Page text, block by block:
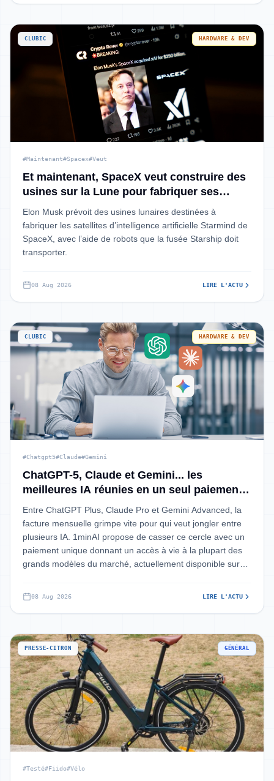
CLUBIC HARDWARE & DEV
#Maintenant#Spacex#Veut
Et maintenant, SpaceX veut construire des
usines sur la Lune pour fabriquer ses
satellites d'IA
Elon Musk prévoit des usines lunaires destinées à
fabriquer les satellites d’intelligence artificielle Starmind de
SpaceX, avec l’aide de robots que la fusée Starship doit
transporter.
08 Aug 2026 LIRE L'ACTU
CLUBIC HARDWARE & DEV
#Chatgpt5#Claude#Gemini
ChatGPT-5, Claude et Gemini... les
meilleures IA réunies en un seul paiement
grâce à cette offre à vie à 23 €
Entre ChatGPT Plus, Claude Pro et Gemini Advanced, la
facture mensuelle grimpe vite pour qui veut jongler entre
plusieurs IA. 1minAI propose de casser ce cercle avec un
paiement unique donnant un accès à vie à la plupart des
grands modèles du marché, actuellement disponible sur
08 Aug 2026 LIRE L'ACTU
PRESSE-CITRON GÉNÉRAL
#Testé#Fiido#Vélo